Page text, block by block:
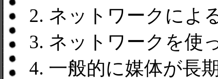
2. ネットワークによ
3. ネットワークを使
4. 一般的に媒体が長